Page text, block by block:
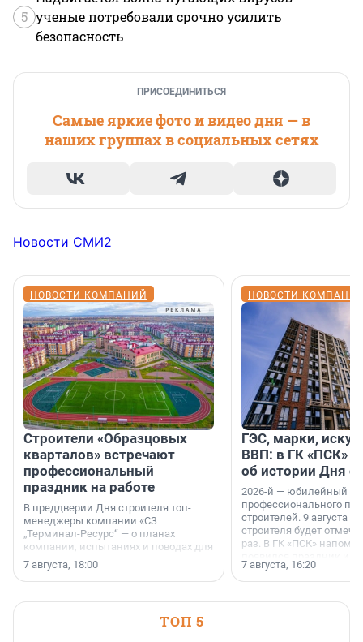
5 ученые потребовали срочно усилить
безопасность
ПРИСОЕДИНИТЬСЯ
Самые яркие фото и видео дня — в
наших группах в социальных сетях
Новости СМИ2
НОВОСТИ КОМПАНИЙ
Строители «Образцовых
кварталов» встречают
профессиональный
праздник на работе
В преддверии Дня строителя топ-
менеджеры компании «СЗ
„Терминал-Ресурс“ — о планах
компании, испытаниях и поводах для
осторожного оптимизма.
7 августа, 18:00
НОВОСТИ
ГЭС, марки,
ВВП: в ГК «ПСК»
об истории Дня
2026-й — юбилейный
профессионального
строителей. 9 августа
строителя будет
раз. В ГК «ПСК»
поменялась роль
7 августа, 16:20
ТОП 5